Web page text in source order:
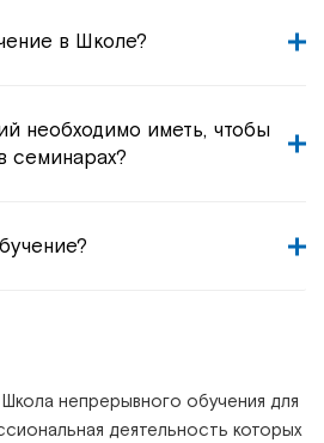
в Школе?
необходимо иметь, чтобы
семинарах?
непрерывного обучения для
деятельность которых